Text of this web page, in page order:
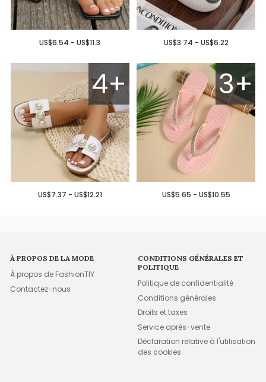
US$6.54 - US$11.3 US$3.74 - US$6.22
4+
US$7.37 - US$12.21
3+
US$5.65 - US$10.55
À PROPOS DE LA MODE
À propos de FashionTIY
Contactez-nous
CONDITIONS GÉNÉRALES ET
POLITIQUE
Politique de confidentialité
Conditions générales
Droits et taxes
Service après-vente
Déclaration relative à l'utilisation
des cookies